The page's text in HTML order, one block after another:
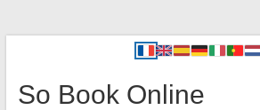
So Book Online